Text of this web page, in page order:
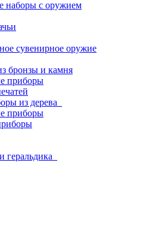
наборы с оружием
сувенирное оружие
бронзы и камня
приборы
из дерева
приборы
геральдика